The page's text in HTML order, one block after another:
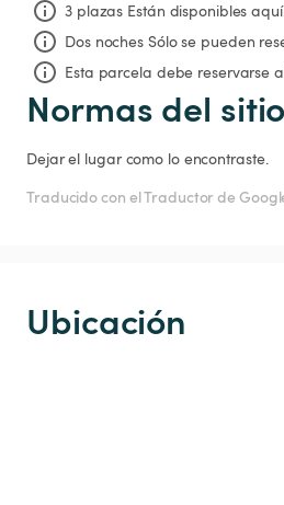
3 plazas Están disponibles aquí.
Dos noches Sólo se pueden
Esta parcela debe reservarse
Normas del sitio
Dejar el lugar como lo encontraste.
Traducido con el Traductor de
Ubicación